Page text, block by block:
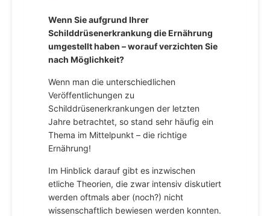
Wenn Sie aufgrund Ihrer
Schilddrüsenerkrankung die Ernährung
umgestellt haben – worauf verzichten Sie
nach Möglichkeit?
Wenn man die unterschiedlichen
Veröffentlichungen zu
Schilddrüsenerkrankungen der letzten
Jahre betrachtet, so stand sehr häufig ein
Thema im Mittelpunkt – die richtige
Ernährung!
Im Hinblick darauf gibt es inzwischen
etliche Theorien, die zwar intensiv diskutiert
werden oftmals aber (noch?) nicht
wissenschaftlich bewiesen werden konnten.